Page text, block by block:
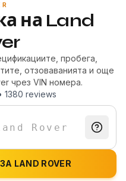
на Land
пробега,
отзоваванията и още
чрез VIN номера.
1380 reviews
LAND ROVER